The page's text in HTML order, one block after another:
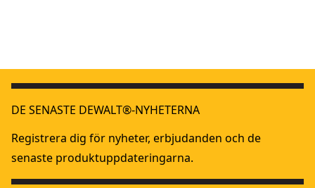
DE SENASTE DEWALT®-NYHETERNA
Registrera dig för nyheter, erbjudanden och de
senaste produktuppdateringarna.